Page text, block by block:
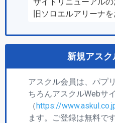
旧ソロエルアリーナ
新規アス
アスクル会員は、パプ
ちろんアスクルWebサ
（https://
ます。ご登録は無料です